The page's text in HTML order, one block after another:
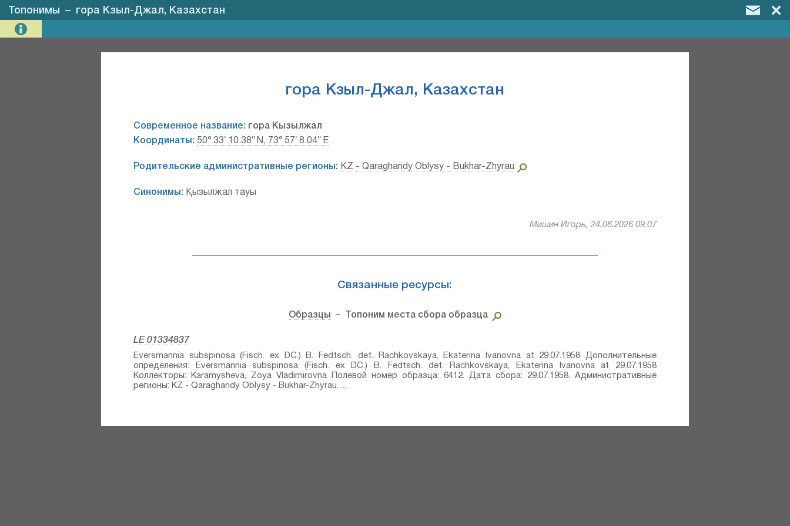
Топонимы – гора Кзыл-Джал, Казахстан
гора Кзыл-Джал, Казахстан
Современное название: гора Кызылжал
Координаты: 50° 33′ 10.38″ N, 73° 57′ 8.04″ E
Родительские административные регионы: KZ - Qaraghandy Oblysy - Bukhar-Zhyrau
Синонимы: Қызылжал тауы
Мишин Игорь, 24.06.2026 09:07
Связанные ресурсы:
Образцы – Топоним места сбора образца
LE 01334837
Eversmannia subspinosa (Fisch. ex DC.) B. Fedtsch.⁣ det. Rachkovskaya, Ekaterina Ivanovna at 29.07.1958 Дополнительные
определения: Eversmannia subspinosa (Fisch. ex DC.) B. Fedtsch.⁣ det. Rachkovskaya, Ekaterina Ivanovna at 29.07.1958
Коллекторы: Karamysheva, Zoya Vladimirovna Полевой номер образца: 6412. Дата сбора: 29.07.1958. Административные
регионы: KZ - Qaraghandy Oblysy - Bukhar-Zhyrau. ...